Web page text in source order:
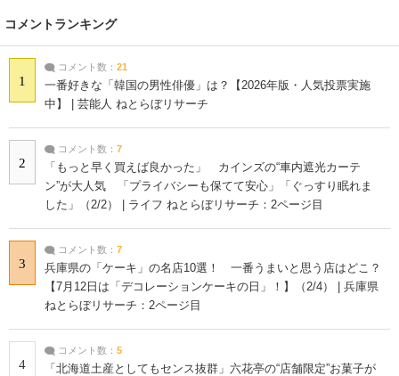
コメントランキング
1
コメント数： 21
一番好きな「韓国の男性俳優」は？【2026年版・人気投票実施
中】 | 芸能人 ねとらぼリサーチ
2
コメント数： 7
「もっと早く買えば良かった」 カインズの“車内遮光カーテ
ン”が大人気 「プライバシーも保てて安心」「ぐっすり眠れま
した」（2/2） | ライフ ねとらぼリサーチ：2ページ目
3
コメント数： 7
兵庫県の「ケーキ」の名店10選！ 一番うまいと思う店はどこ？
【7月12日は「デコレーションケーキの日」！】（2/4） | 兵庫県
ねとらぼリサーチ：2ページ目
4
コメント数： 5
「北海道土産としてもセンス抜群」六花亭の“店舗限定”お菓子が